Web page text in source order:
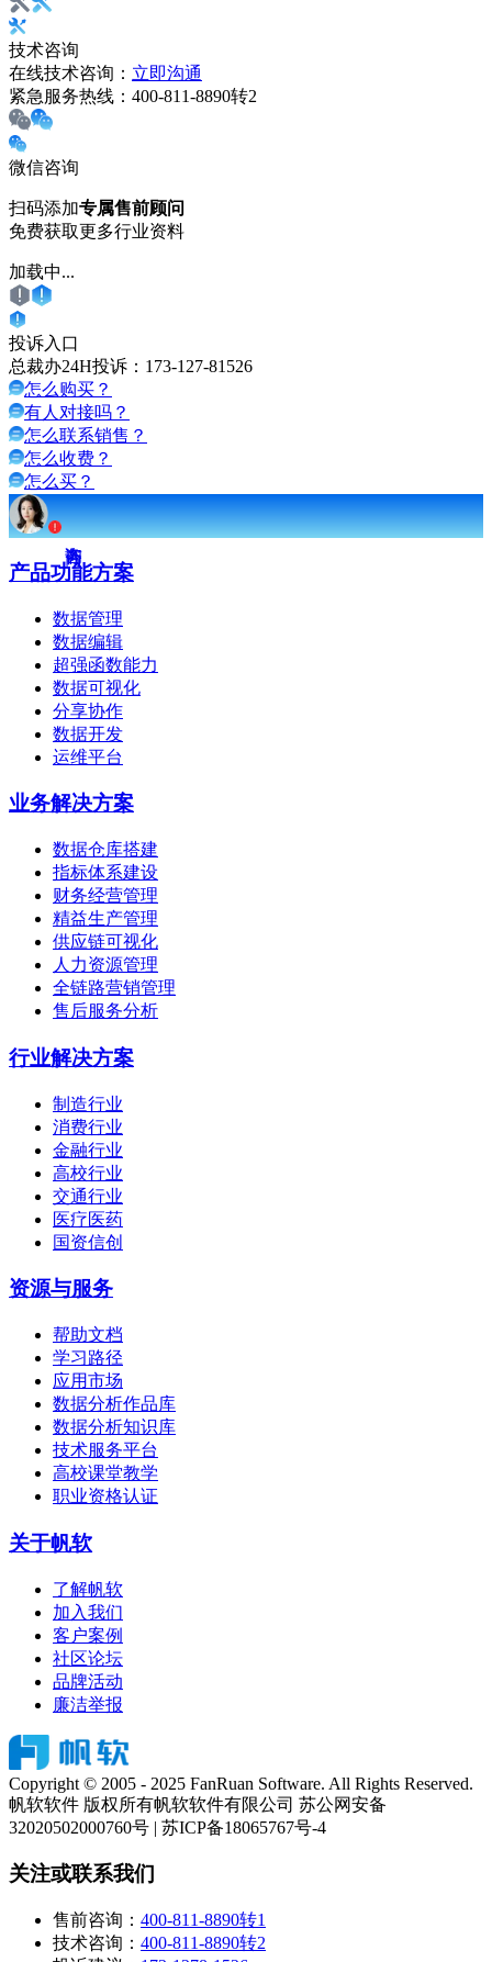
技术咨询
在线技术咨询： 立即沟通
紧急服务热线： 400-811-8890转2
微信咨询
扫码添加专属售前顾问
免费获取更多行业资料
加载中...
投诉入口
总裁办24H投诉： 173-127-81526
怎么购买？
有人对接吗？
怎么联系销售？
怎么收费？
怎么买？
产品功能方案
数据管理
数据编辑
超强函数能力
数据可视化
分享协作
数据开发
运维平台
业务解决方案
数据仓库搭建
指标体系建设
财务经营管理
精益生产管理
供应链可视化
人力资源管理
全链路营销管理
售后服务分析
行业解决方案
制造行业
消费行业
金融行业
高校行业
交通行业
医疗医药
国资信创
资源与服务
帮助文档
学习路径
应用市场
数据分析作品库
数据分析知识库
技术服务平台
高校课堂教学
职业资格认证
关于帆软
了解帆软
加入我们
客户案例
社区论坛
品牌活动
廉洁举报
Copyright © 2005 - 2025 FanRuan Software. All Rights Reserved.
帆软软件 版权所有帆软软件有限公司 苏公网安备
32020502000760号 | 苏ICP备18065767号-4
关注或联系我们
售前咨询： 400-811-8890转1
技术咨询： 400-811-8890转2